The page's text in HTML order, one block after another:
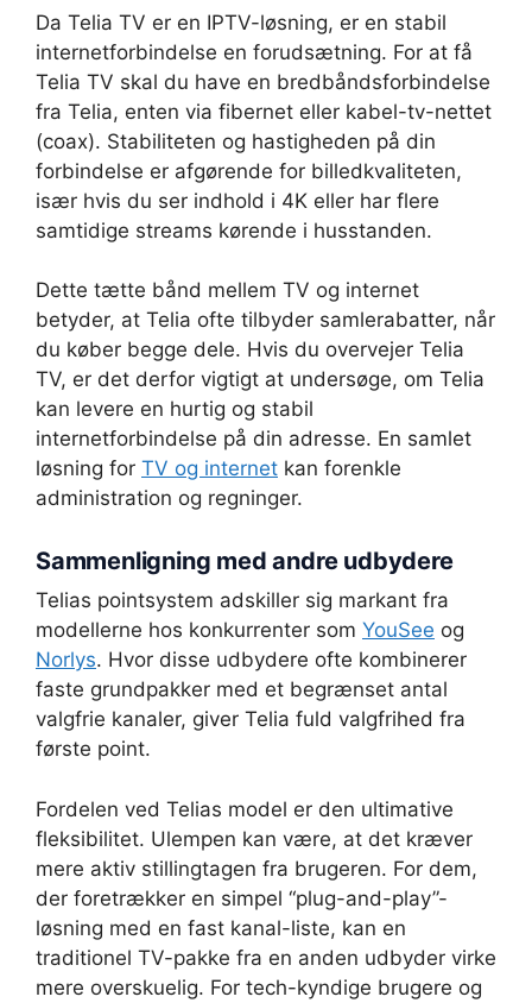
Da Telia TV er en IPTV-løsning, er en stabil
internetforbindelse en forudsætning. For at få
Telia TV skal du have en bredbåndsforbindelse
fra Telia, enten via fibernet eller kabel-tv-nettet
(coax). Stabiliteten og hastigheden på din
forbindelse er afgørende for billedkvaliteten,
især hvis du ser indhold i 4K eller har flere
samtidige streams kørende i husstanden.
Dette tætte bånd mellem TV og internet
betyder, at Telia ofte tilbyder samlerabatter, når
du køber begge dele. Hvis du overvejer Telia
TV, er det derfor vigtigt at undersøge, om Telia
kan levere en hurtig og stabil
internetforbindelse på din adresse. En samlet
løsning for TV og internet kan forenkle
administration og regninger.
Sammenligning med andre udbydere
Telias pointsystem adskiller sig markant fra
modellerne hos konkurrenter som YouSee og
Norlys. Hvor disse udbydere ofte kombinerer
faste grundpakker med et begrænset antal
valgfrie kanaler, giver Telia fuld valgfrihed fra
første point.
Fordelen ved Telias model er den ultimative
fleksibilitet. Ulempen kan være, at det kræver
mere aktiv stillingtagen fra brugeren. For dem,
der foretrækker en simpel “plug-and-play”-
løsning med en fast kanal-liste, kan en
traditionel TV-pakke fra en anden udbyder virke
mere overskuelig. For tech-kyndige brugere og